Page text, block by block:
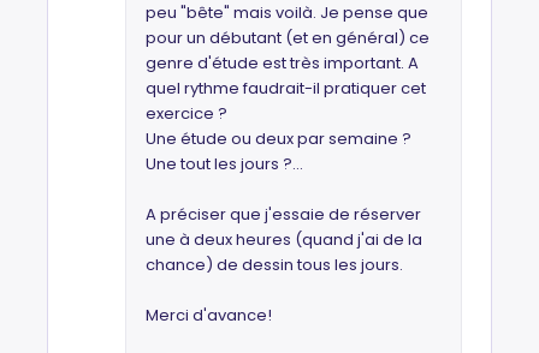
peu "bête" mais voilà. Je pense que
pour un débutant (et en général) ce
genre d'étude est très important. A
quel rythme faudrait-il pratiquer cet
exercice ?
Une étude ou deux par semaine ?
Une tout les jours ?...
A préciser que j'essaie de réserver
une à deux heures (quand j'ai de la
chance) de dessin tous les jours.
Merci d'avance!